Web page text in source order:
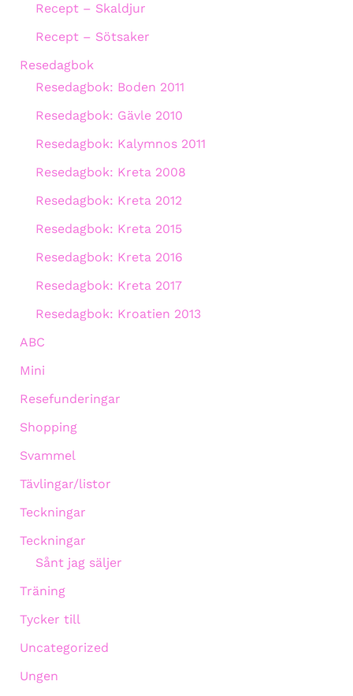
Recept – Skaldjur
Recept – Sötsaker
Resedagbok
Resedagbok: Boden 2011
Resedagbok: Gävle 2010
Resedagbok: Kalymnos 2011
Resedagbok: Kreta 2008
Resedagbok: Kreta 2012
Resedagbok: Kreta 2015
Resedagbok: Kreta 2016
Resedagbok: Kreta 2017
Resedagbok: Kroatien 2013
ABC
Mini
Resefunderingar
Shopping
Svammel
Tävlingar/listor
Teckningar
Teckningar
Sånt jag säljer
Träning
Tycker till
Uncategorized
Ungen